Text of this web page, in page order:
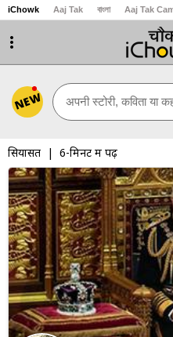
iChowk Aaj Tak বাংলা Aaj Tak
NEW अपनी स्टोरी, कविता या
सियासत | 6-मिनट में पढ़ें